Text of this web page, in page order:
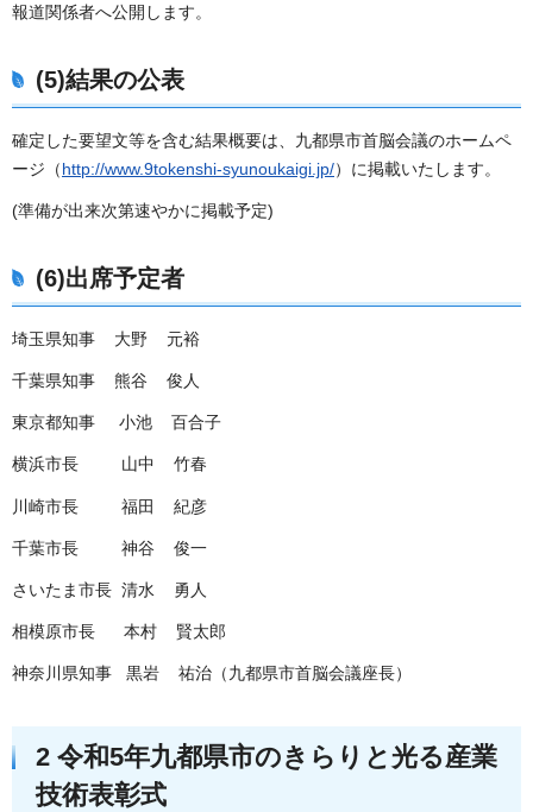
報道関係者へ公開します。
(5)結果の公表
確定した要望文等を含む結果概要は、九都県市首脳会議のホームペ
ージ（http://www.9tokenshi-syunoukaigi.jp/）に掲載いたします。
(準備が出来次第速やかに掲載予定)
(6)出席予定者
埼玉県知事 大野 元裕
千葉県知事 熊谷 俊人
東京都知事 小池 百合子
横浜市長 山中 竹春
川崎市長 福田 紀彦
千葉市長 神谷 俊一
さいたま市長 清水 勇人
相模原市長 本村 賢太郎
神奈川県知事 黒岩 祐治（九都県市首脳会議座長）
2 令和5年九都県市のきらりと光る産業
技術表彰式